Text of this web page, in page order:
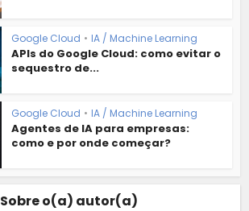
Google Cloud • IA / Machine Learning
APIs do Google Cloud: como evitar o
sequestro de...
Google Cloud • IA / Machine Learning
Agentes de IA para empresas:
como e por onde começar?
Sobre o(a) autor(a)